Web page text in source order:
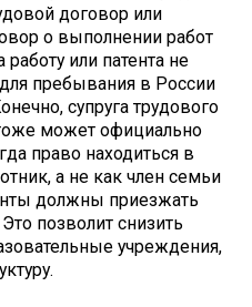
договор или
о выполнении работ
или патента не
пребывания в России
супруга трудового
может официально
право находиться в
а не как член семьи
должны приезжать
позволит снизить
учреждения,